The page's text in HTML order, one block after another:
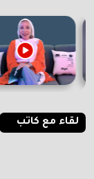
لقاء مع كاتب